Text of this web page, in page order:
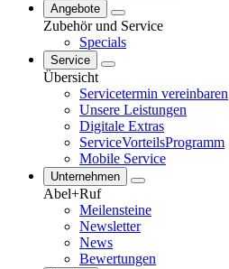
Angebote
Zubehör und Service
Specials
Service
Übersicht
Servicetermin vereinbaren
Unsere Leistungen
Digitale Extras
ServiceVorteilsProgramm
Mobile Service
Unternehmen
Abel+Ruf
Meilensteine
Newsletter
News
Bewertungen